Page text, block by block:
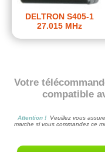
DELTRON S405-1
27.015 MHz
Votre
compatible
Attention !Veuillez vous
marche si vous commandez ce